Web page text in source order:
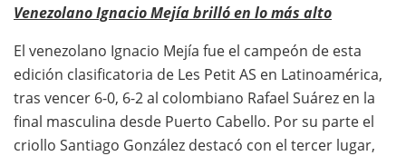
Venezolano Ignacio Mejía brilló en lo más alto
El venezolano Ignacio Mejía fue el campeón de esta
edición clasificatoria de Les Petit AS en Latinoamérica,
tras vencer 6-0, 6-2 al colombiano Rafael Suárez en la
final masculina desde Puerto Cabello. Por su parte el
criollo Santiago González destacó con el tercer lugar,